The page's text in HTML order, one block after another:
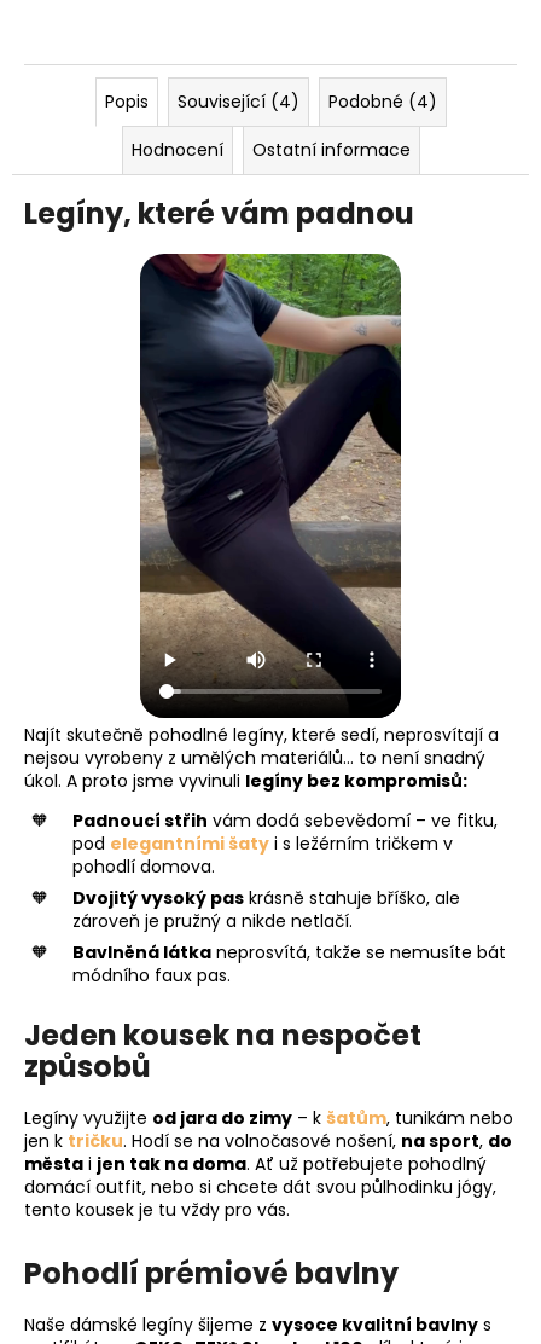
Popis Související (4)
Podobné (4)
Hodnocení
Ostatní informace
Legíny, které vám padnou
Najít skutečně pohodlné legíny, které sedí, neprosvítají a
nejsou vyrobeny z umělých materiálů… to není snadný
úkol. A proto jsme vyvinuli legíny bez kompromisů:
Padnoucí střih vám dodá sebevědomí – ve fitku,
pod elegantními šaty i s ležérním tričkem v
pohodlí domova.
Dvojitý vysoký pas krásně stahuje bříško, ale
zároveň je pružný a nikde netlačí.
Bavlněná látka neprosvítá, takže se nemusíte bát
módního faux pas.
Jeden kousek na nespočet
způsobů
Legíny využijte od jara do zimy – k šatům, tunikám nebo
jen k tričku. Hodí se na volnočasové nošení, na sport, do
města i jen tak na doma. Ať už potřebujete pohodlný
domácí outfit, nebo si chcete dát svou půlhodinku jógy,
tento kousek je tu vždy pro vás.
Pohodlí prémiové bavlny
Naše dámské legíny šijeme z vysoce kvalitní bavlny s